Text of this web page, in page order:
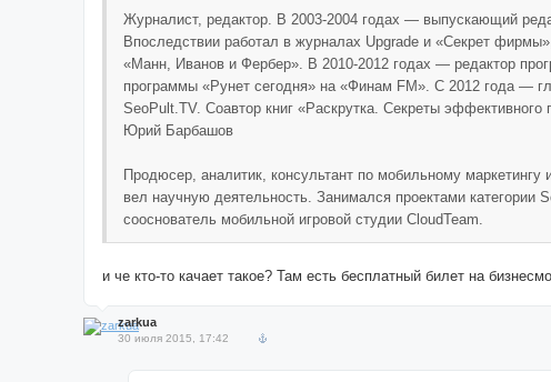
Журналист, редактор. В 2003-2004 годах — выпускающий
Впоследствии работал в журналах Upgrade и «Секрет
«Манн, Иванов и Фербер». В 2010-2012 годах — редактор
программы «Рунет сегодня» на «Финам FM». С 2012 года —
SeoPult.TV. Соавтор книг «Раскрутка. Секреты эффективного
Юрий Барбашов
Продюсер, аналитик, консультант по мобильному
вел научную деятельность. Занимался проектами
сооснователь мобильной игровой студии CloudTeam.
и че кто-то качает такое? Там есть бесплатный билет на
zarkua
30 июля 2015, 17:42